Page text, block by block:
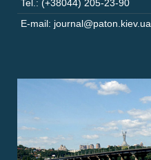
Tel.: (+38044) 205-23-90
E-mail: journal@paton.kiev.ua